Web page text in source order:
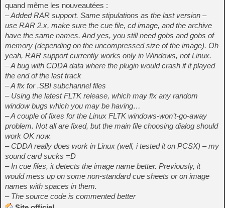
quand même les nouveautées :
– Added RAR support. Same stipulations as the last version –
use RAR 2.x, make sure the cue file, cd image, and the archive
have the same names. And yes, you still need gobs and gobs of
memory (depending on the uncompressed size of the image). Oh
yeah, RAR support currently works only in Windows, not Linux.
– A bug with CDDA data where the plugin would crash if it played
the end of the last track
– A fix for .SBI subchannel files
– Using the latest FLTK release, which may fix any random
window bugs which you may be having…
– A couple of fixes for the Linux FLTK windows-won’t-go-away
problem. Not all are fixed, but the main file choosing dialog should
work OK now.
– CDDA really does work in Linux (well, i tested it on PCSX) – my
sound card sucks =D
– In cue files, it detects the image name better. Previously, it
would mess up on some non-standard cue sheets or on image
names with spaces in them.
– The source code is commented better